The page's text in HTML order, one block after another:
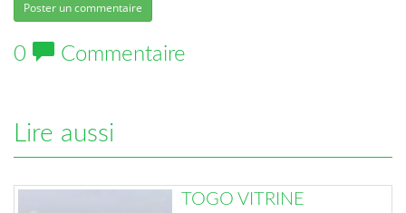
Poster un commentaire
0 Commentaire
Lire aussi
TOGO VITRINE